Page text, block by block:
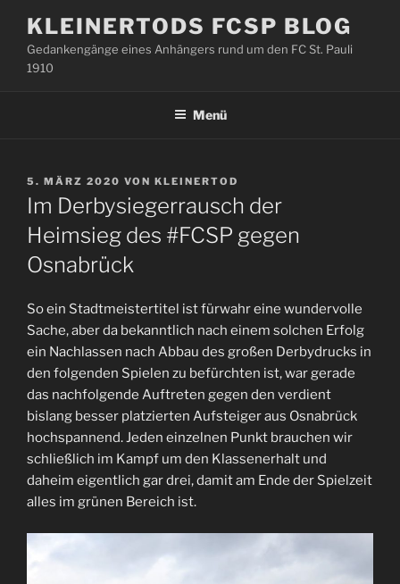
Inhalt
springen
KLEINERTODS FCSP BLOG
Gedankengänge eines Anhängers rund um den FC St. Pauli
1910
Menü
VERÖFFENTLICHT
AM
5. MÄRZ 2020 VON KLEINERTOD
Im Derbysiegerrausch der
Heimsieg des #FCSP gegen
Osnabrück
So ein Stadtmeistertitel ist fürwahr eine wundervolle
Sache, aber da bekanntlich nach einem solchen Erfolg
ein Nachlassen nach Abbau des großen Derbydrucks in
den folgenden Spielen zu befürchten ist, war gerade
das nachfolgende Auftreten gegen den verdient
bislang besser platzierten Aufsteiger aus Osnabrück
hochspannend. Jeden einzelnen Punkt brauchen wir
schließlich im Kampf um den Klassenerhalt und
daheim eigentlich gar drei, damit am Ende der Spielzeit
alles im grünen Bereich ist.